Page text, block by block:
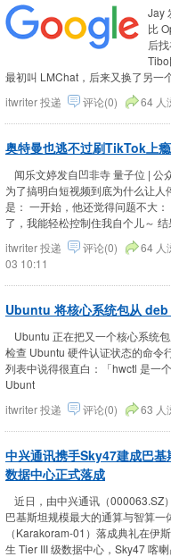
Jay
比
后
Tibo
最初叫 LMChat，后来又换了另一
itwriter投递 评论(0) 64 人
奥特曼也逃不过刷TikTok上
闻乐文婷发自凹非寺 量子位 | 公
为了搞明白短视频到底为什么让
是： 一开始，他还觉得问题不大
了，我能轻松控制住我自个儿～
itwriter投递 评论(0) 64 人
03 10:11
Ubuntu 将核心系统包从
Ubuntu 正在把又一个核心系统
检查 Ubuntu 硬件认证状态的命令
列表中说得很直白：「hwctl 是一
Ubunt
itwriter投递 评论(0) 63 人
中兴通讯携手Sky47建成巴
数据中心正式落成
近日，由中兴通讯（000063.SZ
巴基斯坦规模最大的通算与智算
（Karakoram-01）落成典礼在伊
生 Tier III 级数据中心，Sky47 喀喇